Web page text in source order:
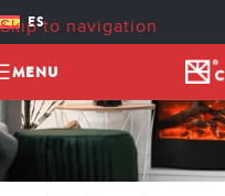
Skip to navigation
ES
MENU